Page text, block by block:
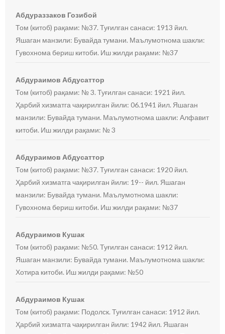
Абдураззаков Гозибой
Том (китоб) рақами: №37. Туғилган санаси: 1913 йил.
Яшаган манзили: Бувайда тумани. Маълумотнома шакли:
Гувохнома бериш китоби. Иш жилди рақами: №37
Абдураимов Абдусаттор
Том (китоб) рақами: № 3. Туғилган санаси: 1921 йил.
Ҳарбий хизматга чақирилган йили: 06.1941 йил. Яшаган
манзили: Бувайда тумани. Маълумотнома шакли: Алфавит
китоби. Иш жилди рақами: № 3
Абдураимов Абдусаттор
Том (китоб) рақами: №37. Туғилган санаси: 1920 йил.
Ҳарбий хизматга чақирилган йили: 19-- йил. Яшаган
манзили: Бувайда тумани. Маълумотнома шакли:
Гувохнома бериш китоби. Иш жилди рақами: №37
Абдураимов Кушак
Том (китоб) рақами: №50. Туғилган санаси: 1912 йил.
Яшаган манзили: Бувайда тумани. Маълумотнома шакли:
Хотира китоби. Иш жилди рақами: №50
Абдураимов Кушак
Том (китоб) рақами: Подолск. Туғилган санаси: 1912 йил.
Ҳарбий хизматга чақирилган йили: 1942 йил. Яшаган